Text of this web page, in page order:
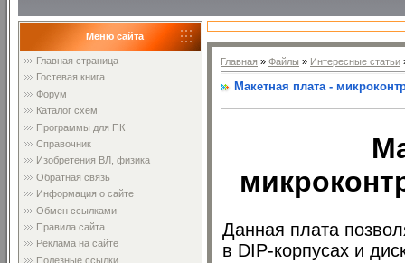
Меню сайта
Главная страница
Гостевая книга
Форум
Каталог схем
Программы для ПК
Справочник
Изобретения ВЛ, физика
Обратная связь
Информация о сайте
Обмен ссылками
Правила сайта
Реклама на сайте
Полезные ссылки
Главная » Файлы » Интересные статьи
Макетная плата -
Данная плата
в DIP-корпусах и